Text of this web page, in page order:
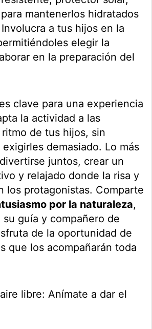
mantenerlos hidratados
a tus hijos en la
elegir la
en la preparación del
clave para una experiencia
la actividad a las
de tus hijos, sin
demasiado. Lo más
juntos, crear un
y relajado donde la risa y
los protagonistas. Comparte
por la naturaleza,
guía y compañero de
de la oportunidad de
que los acompañarán toda
libre: Anímate a dar el